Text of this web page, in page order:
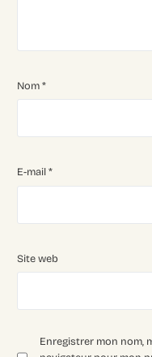
Nom*
E-mail*
Site web
Enregistrer mon nom,